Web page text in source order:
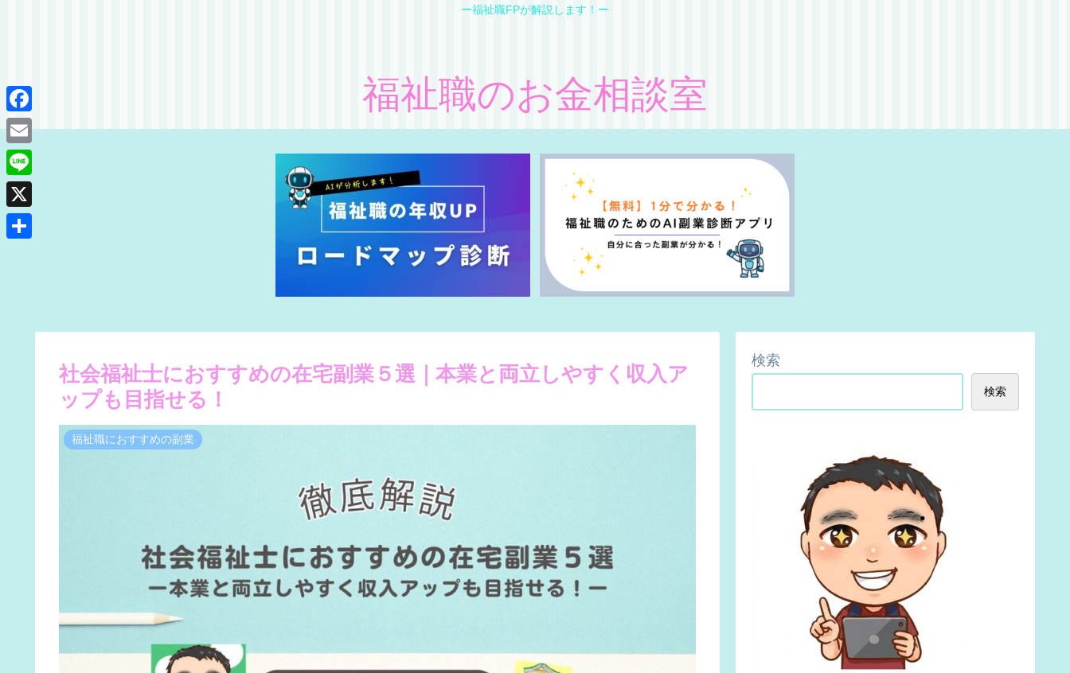
ー福祉職FPが解説します！ー
福祉職のお金相談室
社会福祉士におすすめの在宅副業５選｜本業と両立しやすく収入ア
ップも目指せる！
福祉職におすすめの副業
検索
検索
F
a
c
e
b
E
m
a
i
L
i
n
X